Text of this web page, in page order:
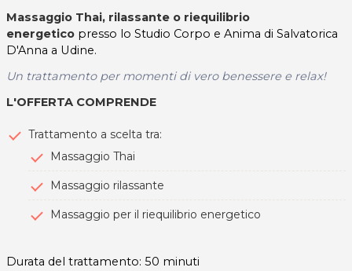
Massaggio Thai, rilassante o riequilibrio
energetico presso lo Studio Corpo e Anima di Salvatorica
D'Anna a Udine.
Un trattamento per momenti di vero benessere e relax!
L'OFFERTA COMPRENDE
Trattamento a scelta tra:
Massaggio Thai
Massaggio rilassante
Massaggio per il riequilibrio energetico
Durata del trattamento: 50 minuti